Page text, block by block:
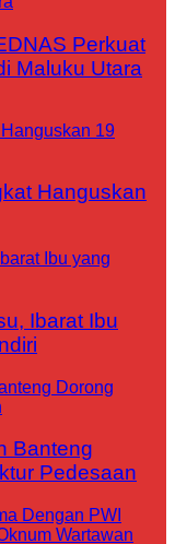
Perkuat
Maluku Utara
Hanguskan
Ibarat Ibu
Banteng
Pedesaan